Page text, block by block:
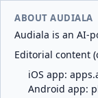
ABOUT AUDIALA
Audiala is an AI-
Editorial content
iOS app:
Android app: